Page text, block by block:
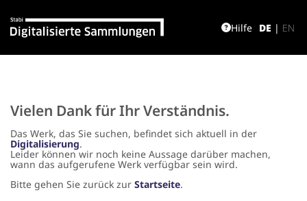
DE | EN
Hilfe
Vielen Dank für Ihr Verständnis.
Das Werk, das Sie suchen, befindet sich aktuell in der
Digitalisierung.
Leider können wir noch keine Aussage darüber machen,
wann das aufgerufene Werk verfügbar sein wird.
Bitte gehen Sie zurück zur Startseite.